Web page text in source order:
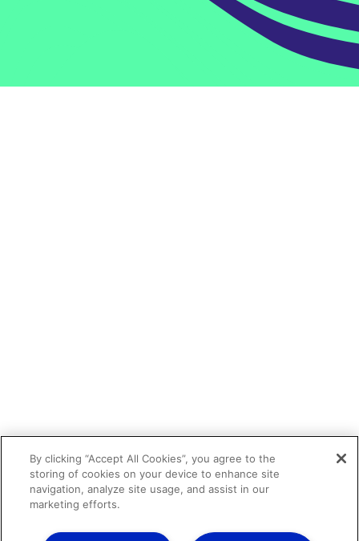
By clicking “Accept All Cookies”, you agree to the
storing of cookies on your device to enhance site
navigation, analyze site usage, and assist in our
marketing efforts.